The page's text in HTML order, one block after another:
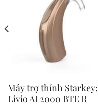
Máy trợ thính Starkey:
Livio AI 2000 BTE R